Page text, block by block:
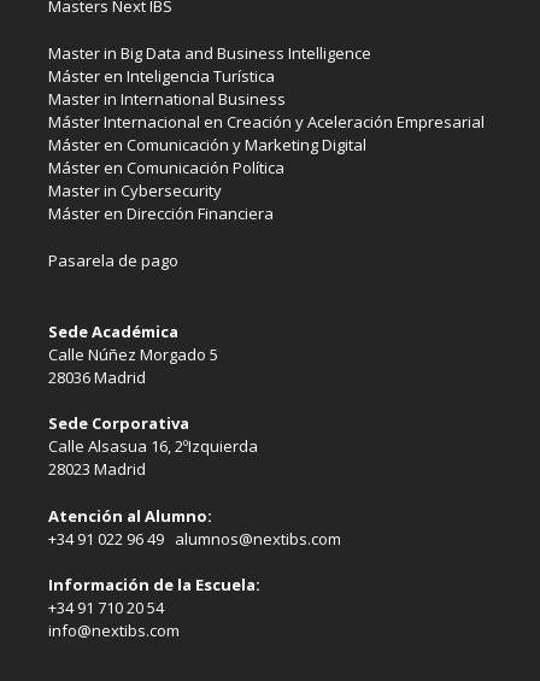
Masters Next IBS
Master in Big Data and Business Intelligence
Máster en Inteligencia Turística
Master in International Business
Máster Internacional en Creación y Aceleración Empresarial
Máster en Comunicación y Marketing Digital
Máster en Comunicación Política
Master in Cybersecurity
Máster en Dirección Financiera
Pasarela de pago
Sede Académica
Calle Núñez Morgado 5
28036 Madrid
Sede Corporativa
Calle Alsasua 16, 2ºIzquierda
28023 Madrid
Atención al Alumno:
+34 91 022 96 49 alumnos@nextibs.com
Información de la Escuela:
+34 91 710 20 54
info@nextibs.com